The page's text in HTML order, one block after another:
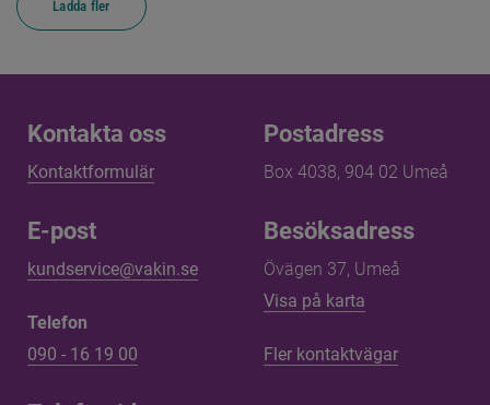
Ladda fler
Kontakta oss
Kontakta oss
Kontaktformulär
E-post
kundservice@vakin.se
Telefon
090 - 16 19 00
Postadress
Box 4038, 904 02 Umeå
Besöksadress
Övägen 37, Umeå
Visa på karta
Fler kontaktvägar